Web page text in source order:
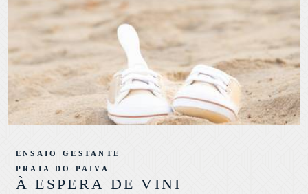
À ESPERA DE VINI
ENSAIO GESTANTE
PRAIA DO PAIVA